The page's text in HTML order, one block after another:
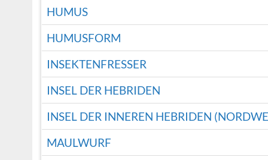
HUMUS
HUMUSFORM
INSEKTENFRESSER
INSEL DER HEBRIDEN
INSEL DER INNEREN HEBRIDEN
MAULWURF